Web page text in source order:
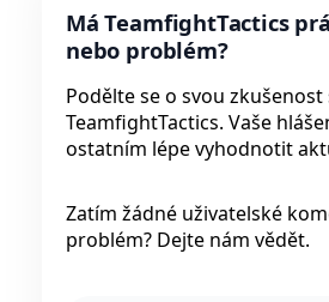
Má TeamfightTactics
nebo problém?
Podělte se o svou zkušenost
TeamfightTactics. Vaše
ostatním lépe vyhodnotit
Zatím žádné uživatelské
problém? Dejte nám vědět.